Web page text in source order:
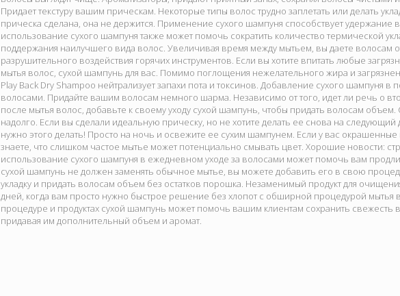
Придает текстуру вашим прическам. Некоторые типы волос трудно заплетать или делать
прическа сделана, она не держится. Применение сухого шампуня способствует удержание
использование сухого шампуня также может помочь сократить количество термической
поддержания наилучшего вида волос. Увеличивая время между мытьем, вы даете волосам
разрушительного воздействия горячих инструментов. Если вы хотите впитать любые
мытья волос, сухой шампунь для вас. Помимо поглощения нежелательного жира и
Play Back Dry Shampoo нейтрализует запахи пота и токсинов. Добавление сухого шампуня в
волосами. Придайте вашим волосам немного шарма. Независимо от того, идет ли речь о
после мытья волос, добавьте к своему уходу сухой шампунь, чтобы придать волосам объем.
надолго. Если вы сделали идеальную прическу, но не хотите делать ее снова на следующий
нужно этого делать! Просто на ночь и освежите ее сухим шампунем. Если у вас
знаете, что слишком частое мытье может потенциально смывать цвет. Хорошие новости:
использование сухого шампуня в ежедневном уходе за волосами может помочь вам
сухой шампунь не должен заменять обычное мытье, вы можете добавить его в свою
укладку и придать волосам объем без остатков порошка. Незаменимый продукт для
дней, когда вам просто нужно быстрое решение без хлопот с обширной процедурой мытья
процедуре и продуктах сухой шампунь может помочь вашим клиентам сохранить свежесть
придавая им дополнительный объем и аромат.